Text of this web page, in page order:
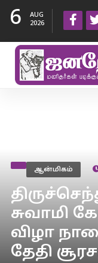
6
AUG
2026
ஆன்மிகம்
சுவாமி
விழா
தேதி